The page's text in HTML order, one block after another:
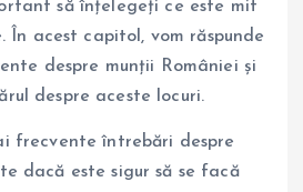
să înțelegeți ce este mit
În acest capitol, vom răspunde
despre munții României și
despre aceste locuri.
frecvente întrebări despre
dacă este sigur să se facă